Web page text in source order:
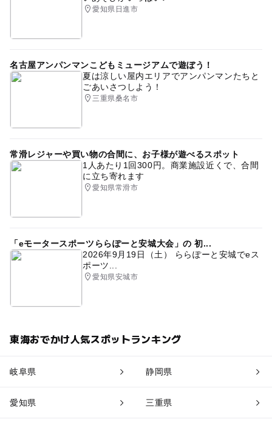
愛知県日進市
名古屋アンパンマンこどもミュージアムで遊ぼう！
夏は涼しい屋内エリアでアンパンマンたちと
ごあいさつしよう！
三重県桑名市
常滑レジャーや買い物の合間に、お子様が遊べるスポット
1人あたり1回300円。商業施設近くで、合間
に立ち寄れます
愛知県常滑市
「eモータースポーツららぽーと安城大会」の 初...
2026年9月19日（土） ららぽーと安城でeス
ポーツ...
愛知県安城市
東海おでかけ人気スポットランキング
岐阜県 静岡県
愛知県 三重県